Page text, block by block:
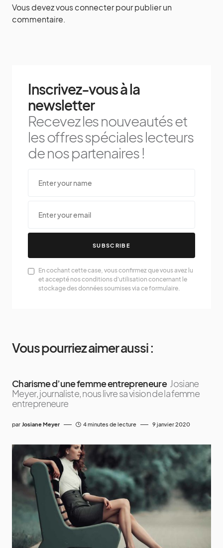
Vous devezvous connecterpour publier un
commentaire.
Inscrivez-vous à la
newsletter
Recevez les nouveautés et
les offres spéciales lecteurs
de nos partenaires !
SUBSCRIBE
En cochant cette case, vous confirmez que vous avez lu
et accepté nos conditions d'utilisation concernant le
stockage des données soumises via ce formulaire.
Vous pourriez aimer aussi :
Charisme d’une femme entrepreneure Josiane
Meyer, journaliste, nous livre sa vision de la femme
entrepreneure
par Josiane Meyer 4 minutes de lecture 9 janvier 2020